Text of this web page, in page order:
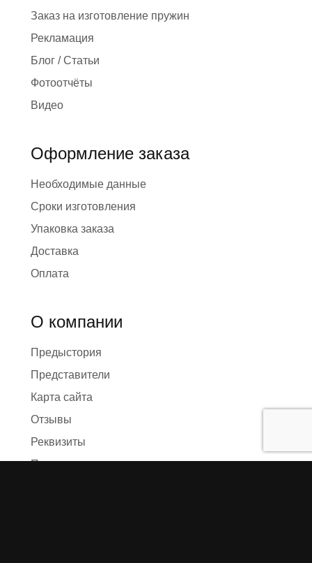
Заказ на изготовление пружин
Рекламация
Блог / Статьи
Фотоотчёты
Видео
Оформление заказа
Необходимые данные
Сроки изготовления
Упаковка заказа
Доставка
Оплата
О компании
Предыстория
Представители
Карта сайта
Отзывы
Реквизиты
Правила и условия